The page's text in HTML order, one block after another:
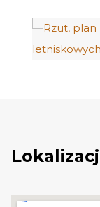
0 zł prowizji